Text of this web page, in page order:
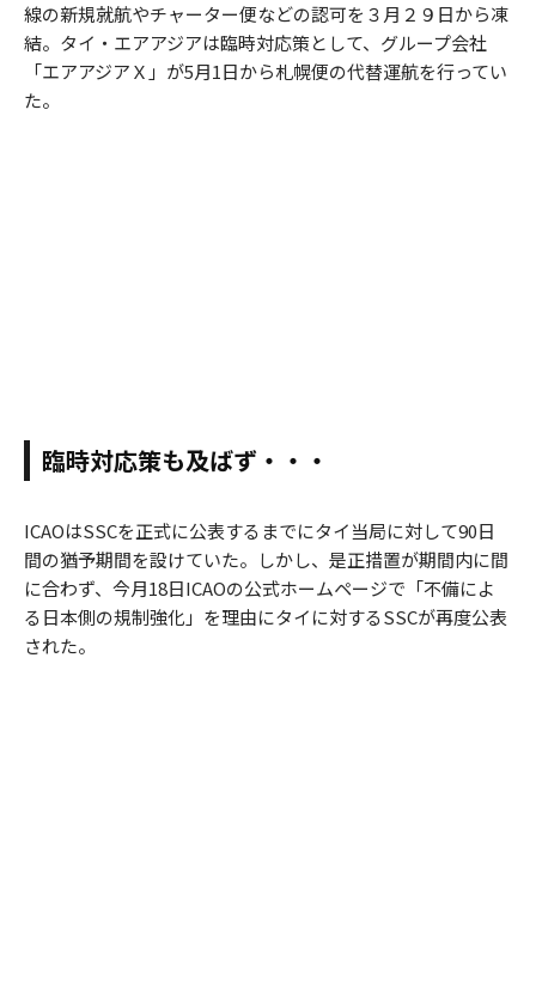
線の新規就航やチャーター便などの認可を３月２９日から凍
結。タイ・エアアジアは臨時対応策として、グループ会社
「エアアジアＸ」が5月1日から札幌便の代替運航を行ってい
た。
臨時対応策も及ばず・・・
ICAOはSSCを正式に公表するまでにタイ当局に対して90日
間の猶予期間を設けていた。しかし、是正措置が期間内に間
に合わず、今月18日ICAOの公式ホームページで「不備によ
る日本側の規制強化」を理由にタイに対するSSCが再度公表
された。